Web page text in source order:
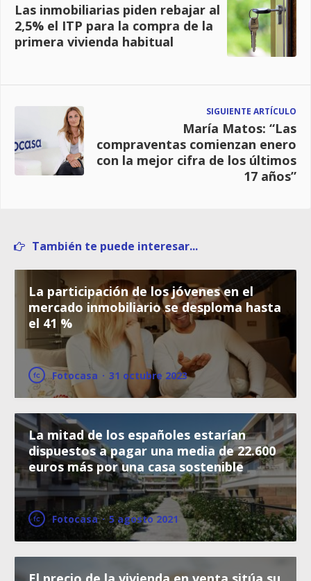
Las inmobiliarias piden rebajar al
2,5% el ITP para la compra de la
primera vivienda habitual
SIGUIENTE ARTÍCULO
María Matos: “Las
compraventas comienzan enero
con la mejor cifra de los últimos
17 años”
También te puede interesar...
La participación de los jóvenes en el
mercado inmobiliario se desploma hasta
el 41 %
Fotocasa · 31 octubre 2023
La mitad de los españoles estarían
dispuestos a pagar una media de 22.600
euros más por una casa sostenible
Fotocasa · 5 agosto 2021